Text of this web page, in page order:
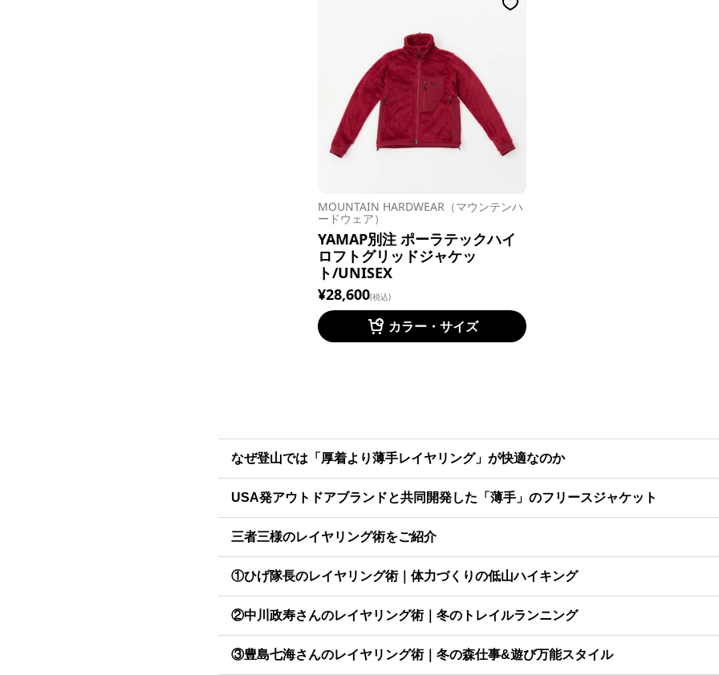
MOUNTAIN HARDWEAR（マウンテンハ
ードウェア）
YAMAP別注 ポーラテックハイ
ロフトグリッドジャケッ
ト/UNISEX
¥28,600(税込)
カラー・サイズ
なぜ登山では「厚着より薄手レイヤリング」が快適なのか
USA発アウトドアブランドと共同開発した「薄手」のフリースジャケット
三者三様のレイヤリング術をご紹介
①ひげ隊長のレイヤリング術｜体力づくりの低山ハイキング
②中川政寿さんのレイヤリング術｜冬のトレイルランニング
③豊島七海さんのレイヤリング術｜冬の森仕事&遊び万能スタイル